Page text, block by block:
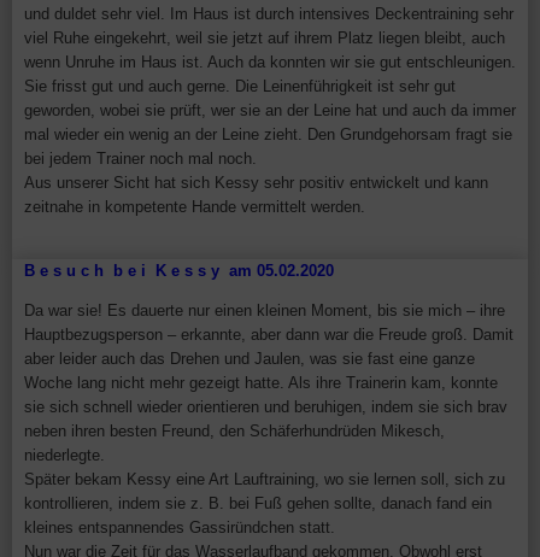
und duldet sehr viel. Im Haus ist durch intensives Deckentraining sehr
viel Ruhe eingekehrt, weil sie jetzt auf ihrem Platz liegen bleibt, auch
wenn Unruhe im Haus ist. Auch da konnten wir sie gut entschleunigen.
Sie frisst gut und auch gerne. Die Leinenführigkeit ist sehr gut
geworden, wobei sie prüft, wer sie an der Leine hat und auch da immer
mal wieder ein wenig an der Leine zieht. Den Grundgehorsam fragt sie
bei jedem Trainer noch mal noch.
Aus unserer Sicht hat sich Kessy sehr positiv entwickelt und kann
zeitnahe in kompetente Hande vermittelt werden.
B e s u c h b e i K e s s y am 05.02.2020
Da war sie! Es dauerte nur einen kleinen Moment, bis sie mich – ihre
Hauptbezugsperson – erkannte, aber dann war die Freude groß. Damit
aber leider auch das Drehen und Jaulen, was sie fast eine ganze
Woche lang nicht mehr gezeigt hatte. Als ihre Trainerin kam, konnte
sie sich schnell wieder orientieren und beruhigen, indem sie sich brav
neben ihren besten Freund, den Schäferhundrüden Mikesch,
niederlegte.
Später bekam Kessy eine Art Lauftraining, wo sie lernen soll, sich zu
kontrollieren, indem sie z. B. bei Fuß gehen sollte, danach fand ein
kleines entspannendes Gassiründchen statt.
Nun war die Zeit für das Wasserlaufband gekommen. Obwohl erst